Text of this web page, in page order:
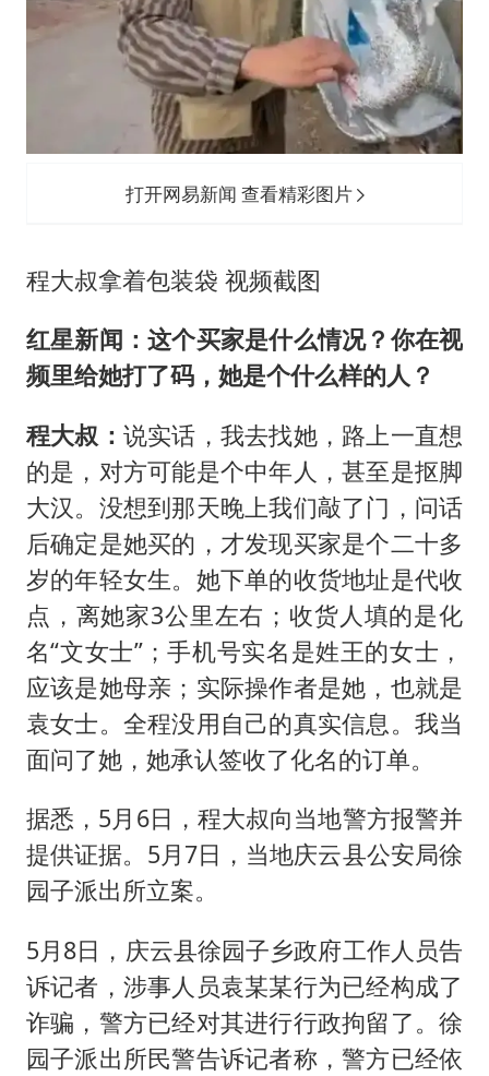
打开网易新闻 查看精彩图片
程大叔拿着包装袋 视频截图
红星新闻：这个买家是什么情况？你在视
频里给她打了码，她是个什么样的人？
程大叔： 说实话，我去找她，路上一直想
的是，对方可能是个中年人，甚至是抠脚
大汉。没想到那天晚上我们敲了门，问话
后确定是她买的，才发现买家是个二十多
岁的年轻女生。她下单的收货地址是代收
点，离她家3公里左右；收货人填的是化
名“文女士”；手机号实名是姓王的女士，
应该是她母亲；实际操作者是她，也就是
袁女士。全程没用自己的真实信息。我当
面问了她，她承认签收了化名的订单。
据悉，5月6日，程大叔向当地警方报警并
提供证据。5月7日，当地庆云县公安局徐
园子派出所立案。
5月8日，庆云县徐园子乡政府工作人员告
诉记者，涉事人员袁某某行为已经构成了
诈骗，警方已经对其进行行政拘留了。徐
园子派出所民警告诉记者称，警方已经依